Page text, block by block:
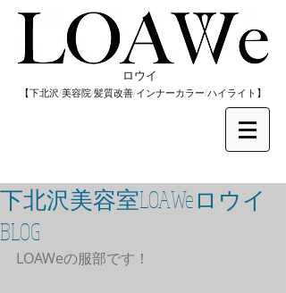
​ロウイ
​【下北沢/美容院/髪質改善/インナーカラー/​ハイライト】
下北沢美容室LOAWeロウイ
BLOG
LOAWeの服部です！